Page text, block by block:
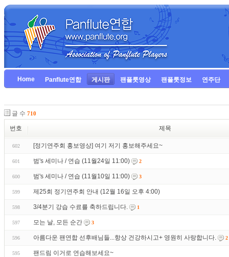
Home Panflute연합 게시판 팬플룻영상 팬플룻정보 연주단
글 수 710
번호 제목
602 [정기연주회 홍보영상] 여기 저기 홍보해주세요~
601 범's 세미나 / 연습 (11월24일 11:00) 2
600 범's 세미나 / 연습 (11월10일 11:00) 3
599 제25회 정기연주회 안내 (12월 16일 오후 4:00)
598 3/4분기 강습 수료를 축하드립니다. 1
597 모는 날, 모든 순간 3
596 아름다운 팬연합 선후배님들...항상 건강하시고+ 영원히 사랑합니다. 2
595 팬드림 이거로 연습해보세요~